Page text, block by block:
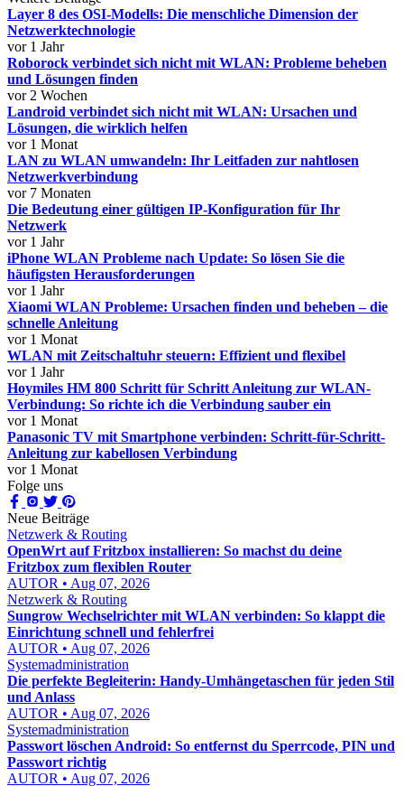
Layer 8 des OSI-Modells: Die menschliche Dimension der
Netzwerktechnologie
vor 1 Jahr
Roborock verbindet sich nicht mit WLAN: Probleme beheben
und Lösungen finden
vor 2 Wochen
Landroid verbindet sich nicht mit WLAN: Ursachen und
Lösungen, die wirklich helfen
vor 1 Monat
LAN zu WLAN umwandeln: Ihr Leitfaden zur nahtlosen
Netzwerkverbindung
vor 7 Monaten
Die Bedeutung einer gültigen IP-Konfiguration für Ihr
Netzwerk
vor 1 Jahr
iPhone WLAN Probleme nach Update: So lösen Sie die
häufigsten Herausforderungen
vor 1 Jahr
Xiaomi WLAN Probleme: Ursachen finden und beheben – die
schnelle Anleitung
vor 1 Monat
WLAN mit Zeitschaltuhr steuern: Effizient und flexibel
vor 1 Jahr
Hoymiles HM 800 Schritt für Schritt Anleitung zur WLAN-
Verbindung: So richte ich die Verbindung sauber ein
vor 1 Monat
Panasonic TV mit Smartphone verbinden: Schritt-für-Schritt-
Anleitung zur kabellosen Verbindung
vor 1 Monat
Folge uns
Neue Beiträge
Netzwerk & Routing
OpenWrt auf Fritzbox installieren: So machst du deine
Fritzbox zum flexiblen Router
AUTOR • Aug 07, 2026
Netzwerk & Routing
Sungrow Wechselrichter mit WLAN verbinden: So klappt die
Einrichtung schnell und fehlerfrei
AUTOR • Aug 07, 2026
Systemadministration
Die perfekte Begleiterin: Handy-Umhängetaschen für jeden Stil
und Anlass
AUTOR • Aug 07, 2026
Systemadministration
Passwort löschen Android: So entfernst du Sperrcode, PIN und
Passwort richtig
AUTOR • Aug 07, 2026